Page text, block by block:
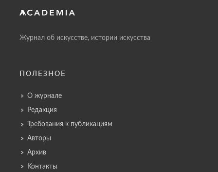
Журнал об искусстве, истории искусства
ПОЛЕЗНОЕ
О журнале
Редакция
Требования к публикациям
Авторы
Архив
Контакты